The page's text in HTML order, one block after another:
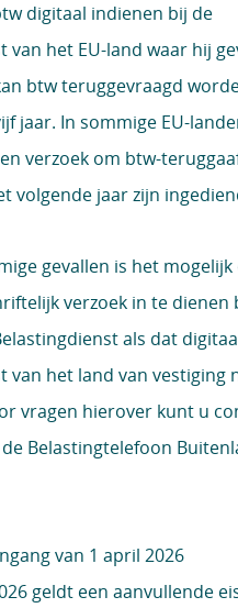
digitaal indienen bij de
van het EU-land waar hij
btw teruggevraagd
jaar. In sommige EU-
verzoek om btw-
volgende jaar zijn
gevallen is het mogelijk
verzoek in te dienen
als dat
van het land van vestiging
vragen hierover kunt u
Belastingtelefoon
van 1 april 2026
geldt een aanvullende